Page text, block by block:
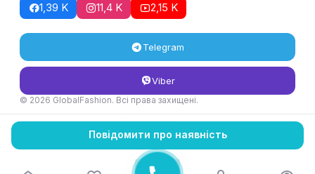
1,39 K 11,4 K 2,15 K
Telegram
Viber
© 2026 GlobalFashion. Всі права захищені.
Умови повернення та обміну товару
Повідомити про наявність